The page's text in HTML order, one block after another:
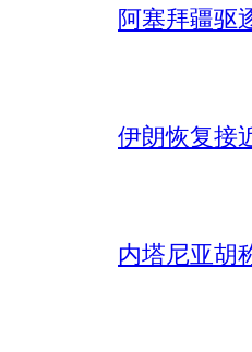
阿塞拜疆驱
伊朗恢复接
内塔尼亚胡